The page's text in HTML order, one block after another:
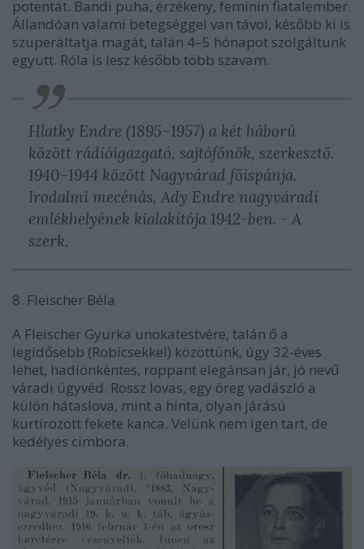
potentát. Bandi puha, érzékeny, feminin fiatalember.
Állandóan valami betegséggel van távol, később ki is
szuperáltatja magát, talán 4–5 hónapot szolgáltunk
együtt. Róla is lesz később több szavam.
Hlatky Endre (1895–1957) a két háború
között rádióigazgató, sajtófőnök, szerkesztő.
1940–1944 között Nagyvárad főispánja.
Irodalmi mecénás, Ady Endre nagyváradi
emlékhelyének kialakítója 1942-ben. - A
szerk.
8. Fleischer Béla
A Fleischer Gyurka unokatestvére, talán ő a
legidősebb (Robicsekkel) közöttünk, úgy 32-éves
lehet, hadiönkéntes, roppant elegánsan jár, jó nevű
váradi ügyvéd. Rossz lovas, egy öreg vadászló a
külön hátaslova, mint a hinta, olyan járású
kurtírozott fekete kanca. Velünk nem igen tart, de
kedélyes cimbora.